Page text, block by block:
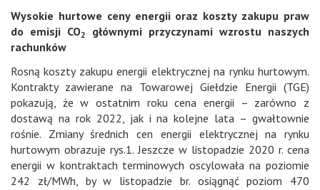
Wysokie hurtowe ceny energii oraz koszty zakupu praw
do emisji CO2
głównymi przyczynami wzrostu naszych
rachunków
Rosną koszty zakupu energii elektrycznej na rynku hurtowym.
Kontrakty zawierane na Towarowej Giełdzie Energii (TGE)
pokazują, że w ostatnim roku cena energii – zarówno z
dostawą na rok 2022, jak i na kolejne lata – gwałtownie
rośnie. Zmiany średnich cen energii elektrycznej na rynku
hurtowym obrazuje rys.1. Jeszcze w listopadzie 2020 r. cena
energii w kontraktach terminowych oscylowała na poziomie
242 zł/MWh, by w listopadzie br. osiągnąć poziom 470